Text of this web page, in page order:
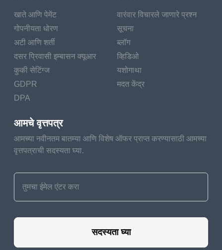
खाते आणि पेमेंट
गोपनीयता धोरण
अटी आणि शर्ती
दसर प्रिवासी इम्बासन क्यूआर
कुकी सेटिंग्ज
GDPR
DPA
वारंवार विचारले जाणारे प्रश्न
सूचना
ब्लॉग
व्हिडिओ
यशोगाथा
मदत केंद्र
आमचे वृत्तपत्र
आमच्या नवीनतम बातम्या आणि विशेष ऑफर प्राप्त करण्यासाठी आमच्या
वृत्तपत्राची सदस्यता घ्या.
सदस्यता घ्या